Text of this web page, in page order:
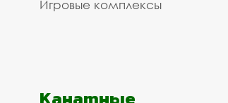
Игровые комплексы